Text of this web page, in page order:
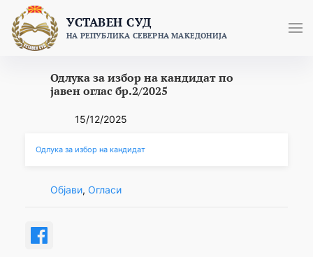
content
УСТАВЕН СУД
НА РЕПУБЛИКА СЕВЕРНА МАКЕДОНИЈА
Одлука за избор на кандидат по
јавен оглас бр.2/2025
15/12/2025
Одлука за избор на кандидат
Објави, Огласи